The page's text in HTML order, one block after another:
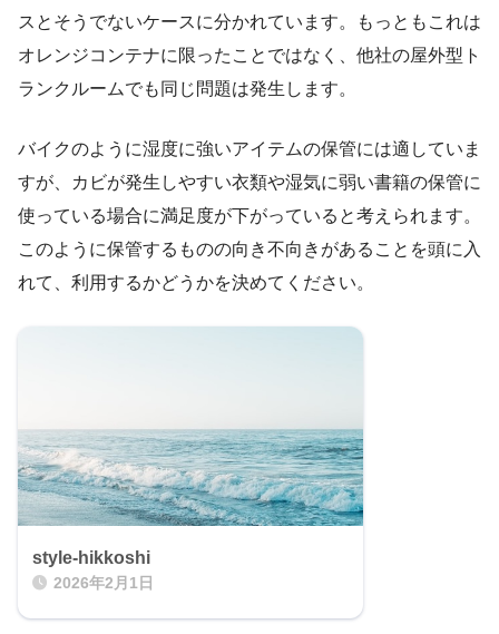
スとそうでないケースに分かれています。もっともこれは
オレンジコンテナに限ったことではなく、他社の屋外型ト
ランクルームでも同じ問題は発生します。
バイクのように湿度に強いアイテムの保管には適していま
すが、カビが発生しやすい衣類や湿気に弱い書籍の保管に
使っている場合に満足度が下がっていると考えられます。
このように保管するものの向き不向きがあることを頭に入
れて、利用するかどうかを決めてください。
style-hikkoshi
2026年2月1日